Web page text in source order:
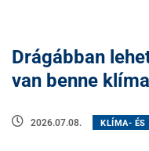
Drágábban
van benne klíma
2026.07.08. KLÍMA- ÉS